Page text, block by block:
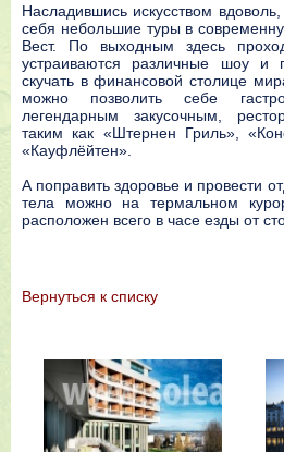
Насладившись искусством
себя небольшие туры в
Вест. По выходным здесь
устраиваются различные шоу и
скучать в финансовой столице
можно позволить себе
легендарным закусочным,
таким как «Штернен Гриль»,
«Кауфлёйтен».
А поправить здоровье и провести
тела можно на термальном
расположен всего в часе езды от
Вернутьcя к списку